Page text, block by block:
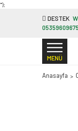
"');
DESTEK
05359609675
MENÜ
Anasayfa